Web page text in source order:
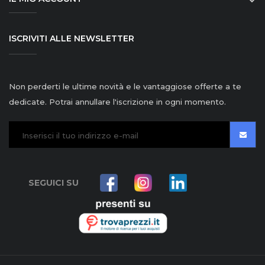
ISCRIVITI ALLE NEWSLETTER
Non perderti le ultime novità e le vantaggiose offerte a te
dedicate. Potrai annullare l'iscrizione in ogni momento.
SEGUICI SU